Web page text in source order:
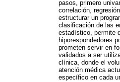
pasos, primero
correlación,
estructurar un
clasificación de las
estadístico, permite
hiporespondedores
prometen servir en
validados a ser
clínica, donde el
atención médica
específico en cada